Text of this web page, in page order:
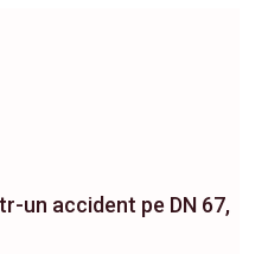
un accident pe DN 67,